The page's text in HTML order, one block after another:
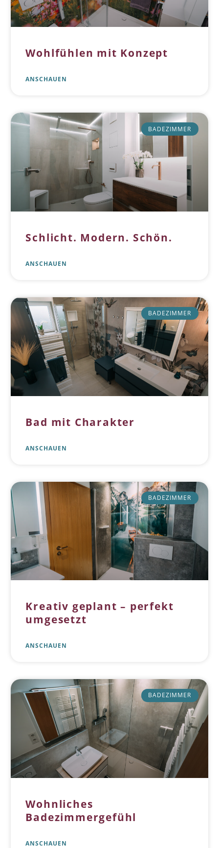
Wohlfühlen mit Konzept
ANSCHAUEN
BADEZIMMER
Schlicht. Modern. Schön.
ANSCHAUEN
BADEZIMMER
Bad mit Charakter
ANSCHAUEN
BADEZIMMER
Kreativ geplant – perfekt
umgesetzt
ANSCHAUEN
BADEZIMMER
Wohnliches
Badezimmergefühl
ANSCHAUEN